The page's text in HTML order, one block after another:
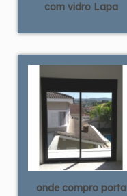
com vidro Lapa
onde compro porta